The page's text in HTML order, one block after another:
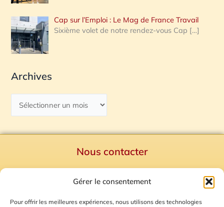
Gérer le consentement
Pour offrir les meilleures expériences, nous utilisons des technologies
Cap sur l’Emploi : Le Mag de France Travail
Sixième volet de notre rendez-vous Cap […]
Archives
Nous contacter
Mentions Légales
Plan du site